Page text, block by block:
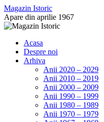
Sari
la
conținut
Magazin Istoric
Apare din aprilie 1967
Acasa
Despre noi
Arhiva
Anii 2020 – 2029
Anii 2010 – 2019
Anii 2000 – 2009
Anii 1990 – 1999
Anii 1980 – 1989
Anii 1970 – 1979